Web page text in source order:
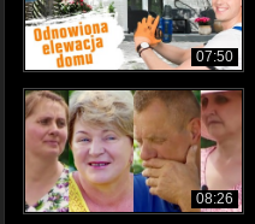
07:50
08:26